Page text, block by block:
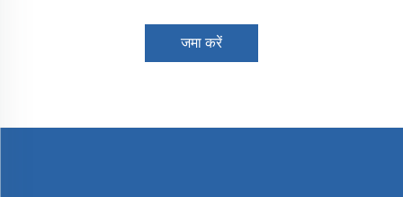
जमा करें